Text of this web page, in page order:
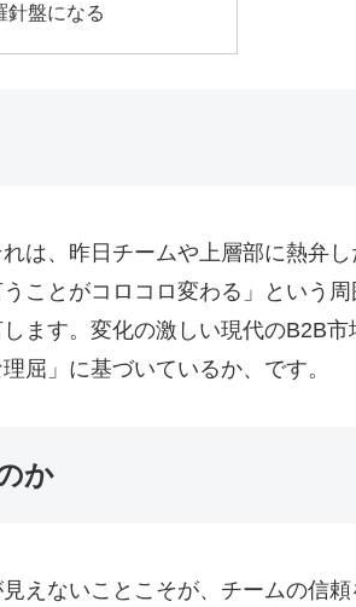
針盤になる
は、昨日チームや上層部に熱弁
ことがコロコロ変わる」という
ます。変化の激しい現代のB2B
屈」に基づいているか、です。
か
えないことこそが、チームの信頼